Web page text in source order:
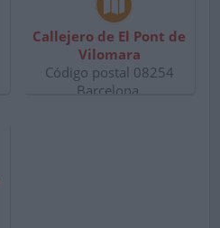
Callejero de El Pont de
Vilomara
Código postal 08254
Barcelona.